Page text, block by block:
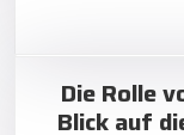
Die Rolle
Blick auf